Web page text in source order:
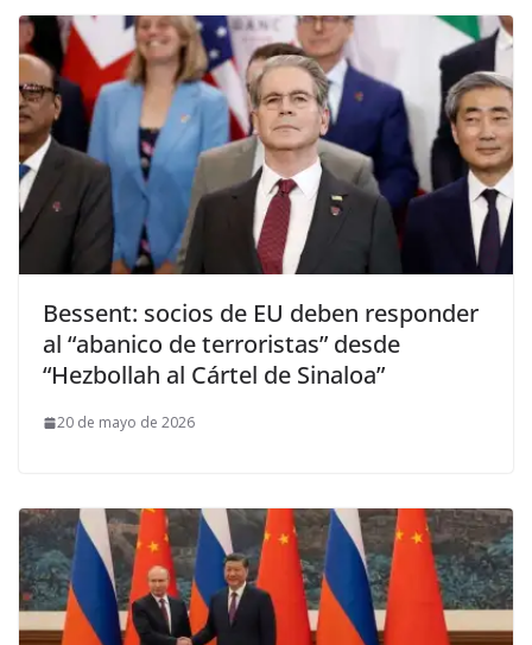
Bessent: socios de EU deben responder
al “abanico de terroristas” desde
“Hezbollah al Cártel de Sinaloa”
20 de mayo de 2026